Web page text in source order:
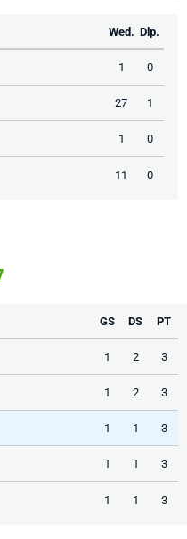
Wed. Dlp.
1 0
27 1
1 0
11 0
GS DS PT
1 2 3
1 2 3
1 1 3
1 1 3
1 1 3